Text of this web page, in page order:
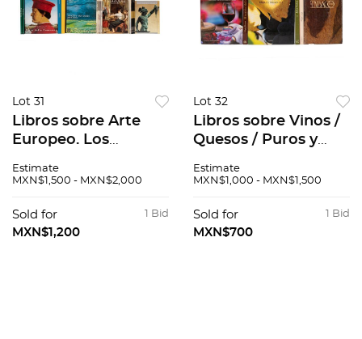
Lot 31
Libros sobre Arte
Europeo. Los
tiempos. Lorenzo el
Van Gogh por sí
mismo. Piezas: 17.
Estimate
MXN$1,500 - MXN$2,000
1 Bid
Sold for
MXN$1,200
Lot 32
Libros sobre Vinos /
Quesos / Puros y
Enciclopedia
The Wines of Mexico
roots, shoots and
Estimate
MXN$1,000 - MXN$1,500
1 Bid
Sold for
MXN$700